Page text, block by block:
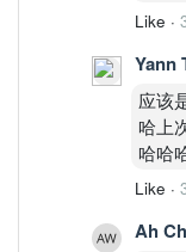
Like ·
Yann
应该
哈上
哈哈
Like ·
Ah